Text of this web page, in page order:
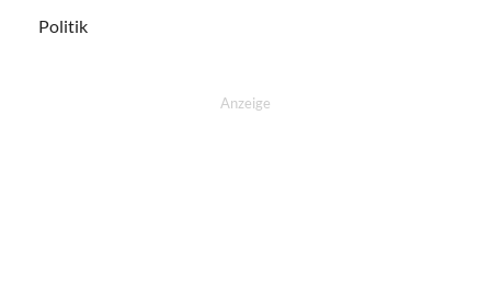
Politik
Anzeige